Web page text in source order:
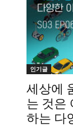
인기글
세상에
는 것은
하는 다